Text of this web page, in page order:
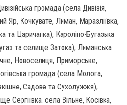
громада (села Дивізія,
Яр, Кочкувате, Лиман, Маразліївка,
та Царичанка), Кароліно-Бугазька
та селище Затока), Лиманська
Новоселиця, Приморське,
громада (села Молога,
Садове та Сухолужжя),
Сергіївка, села Вільне, Косівка,